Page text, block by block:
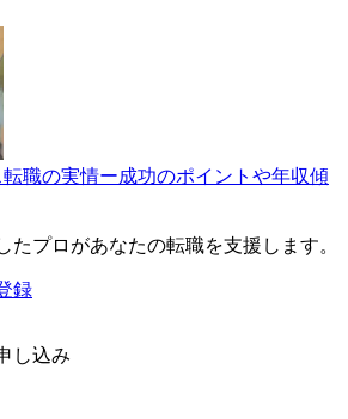
職の実情ー成功のポイントや年収傾
たプロがあなたの転職を支援します。
録
し込み